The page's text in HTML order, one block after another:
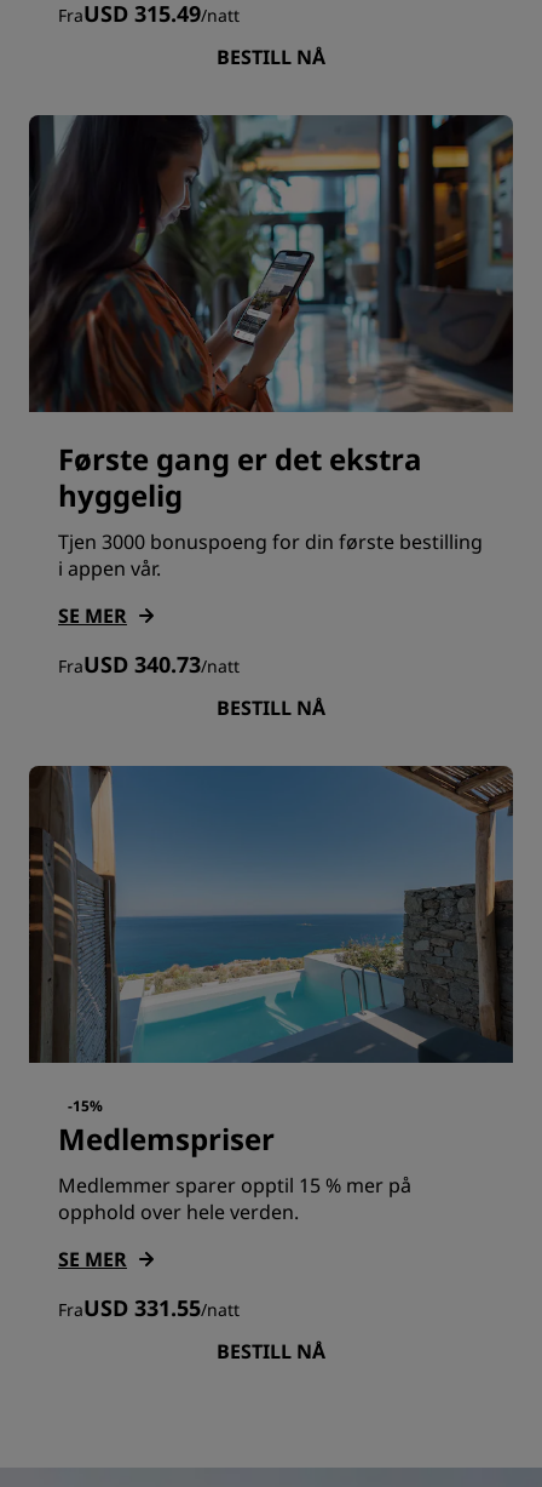
FraUSD 315.49/natt
BESTILL NÅ
Første gang er det ekstra
hyggelig
Tjen 3000 bonuspoeng for din første bestilling
i appen vår.
SE MER
FraUSD 340.73/natt
BESTILL NÅ
-15%
Medlemspriser
Medlemmer sparer opptil 15 % mer på
opphold over hele verden.
SE MER
FraUSD 331.55/natt
BESTILL NÅ